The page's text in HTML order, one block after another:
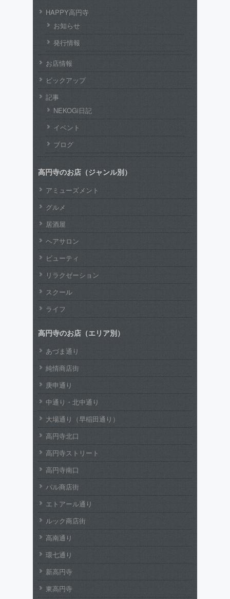
HAPPY高円寺
お知らせ
発行情報
お店情報
ピックアップ
記事
NEKOGi日記
イベント
ブログ
高円寺のお店（ジャンル別）
アミューズメント
グルメ
居酒屋
ヘアサロン
ビューティ
リラクゼーション
スクール
ライフ
高円寺のお店（エリア別）
あづま通り
純情商店街
庚申通り
中通り・北中通り
大場通り（早稲田通り）
高円寺北口
高円寺ストリート
高円寺南口
パル商店街
エトアール通り
ルック商店街
高南通り
環七通り
新高円寺
東高円寺